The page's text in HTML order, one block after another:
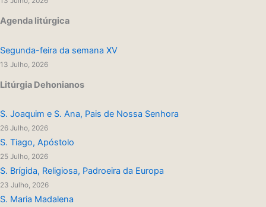
Agenda litúrgica
Segunda-feira da semana XV
13 Julho, 2026
Litúrgia Dehonianos
S. Joaquim e S. Ana, Pais de Nossa Senhora
26 Julho, 2026
S. Tiago, Apóstolo
25 Julho, 2026
S. Brígida, Religiosa, Padroeira da Europa
23 Julho, 2026
S. Maria Madalena